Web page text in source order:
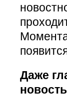
Даже